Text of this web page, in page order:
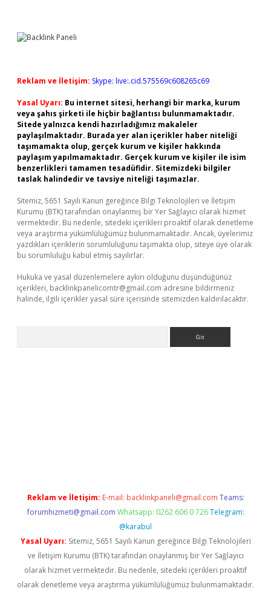
Reklam ve İletişim: Skype: live:.cid.575569c608265c69
Yasal Uyarı: Bu internet sitesi, herhangi bir marka, kurum
veya şahıs şirketi ile hiçbir bağlantısı bulunmamaktadır.
Sitede yalnızca kendi hazırladığımız makaleler
paylaşılmaktadır. Burada yer alan içerikler haber niteliği
taşımamakta olup, gerçek kurum ve kişiler hakkında
paylaşım yapılmamaktadır. Gerçek kurum ve kişiler ile isim
benzerlikleri tamamen tesadüfidir. Sitemizdeki bilgiler
taslak halindedir ve tavsiye niteliği taşımazlar.
Sitemiz, 5651 Sayılı Kanun gereğince Bilgi Teknolojileri ve İletişim
Kurumu (BTK) tarafından onaylanmış bir Yer Sağlayıcı olarak hizmet
vermektedir. Bu nedenle, sitedeki içerikleri proaktif olarak denetleme
veya araştırma yükümlülüğümüz bulunmamaktadır. Ancak, üyelerimiz
yazdıkları içeriklerin sorumluluğunu taşımakta olup, siteye üye olarak
bu sorumluluğu kabul etmiş sayılırlar.
Hukuka ve yasal düzenlemelere aykırı olduğunu düşündüğünüz
içerikleri, backlinkpanelicomtr@gmail.com adresine bildirmeniz
halinde, ilgili içerikler yasal süre içerisinde sitemizden kaldırılacaktır.
Reklam ve İletişim: E-mail: backlinkpaneli@gmail.com Teams:
forumhizmeti@gmail.com Whatsapp: 0262 606 0 726 Telegram:
@karabul
Yasal Uyarı: Sitemiz, 5651 Sayılı Kanun gereğince Bilgi Teknolojileri
ve İletişim Kurumu (BTK) tarafından onaylanmış bir Yer Sağlayıcı
olarak hizmet vermektedir. Bu nedenle, sitedeki içerikleri proaktif
olarak denetleme veya araştırma yükümlülüğümüz bulunmamaktadır.